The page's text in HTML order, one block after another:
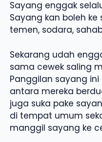
Sayang enggak
Sayang kan boleh ke
temen, sodara,
Sekarang udah
sama cewek saling
Panggilan sayang ini
antara mereka
juga suka pake
di tempat umum
manggil sayang ke